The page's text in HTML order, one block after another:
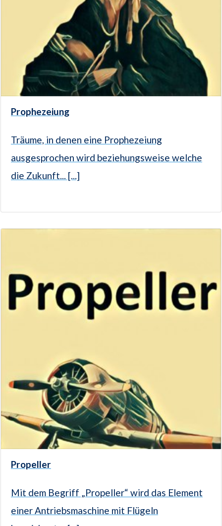
Prophezeiung
Träume, in denen eine Prophezeiung
ausgesprochen wird beziehungsweise welche
die Zukunft... [...]
Propeller
Mit dem Begriff „Propeller“ wird das Element
einer Antriebsmaschine mit Flügeln